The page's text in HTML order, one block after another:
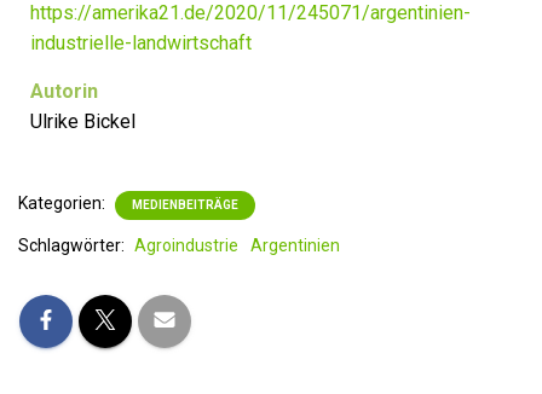
https://amerika21.de/2020/11/245071/argentinien-
industrielle-landwirtschaft
Autorin
Ulrike Bickel
Kategorien: MEDIENBEITRÄGE
Schlagwörter: Agroindustrie Argentinien